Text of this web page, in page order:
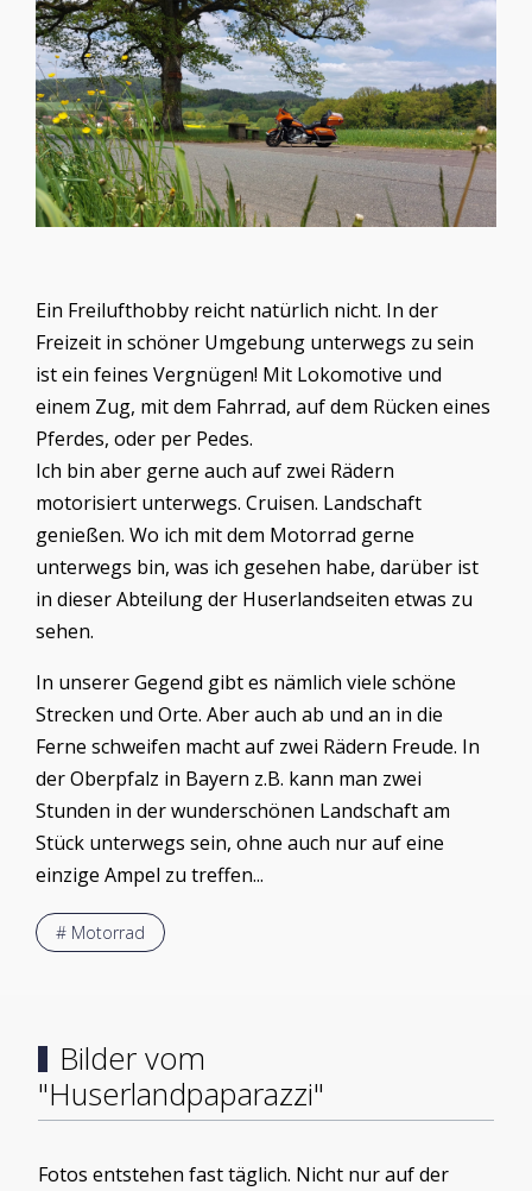
Ein Freilufthobby reicht natürlich nicht. In der
Freizeit in schöner Umgebung unterwegs zu sein
ist ein feines Vergnügen! Mit Lokomotive und
einem Zug, mit dem Fahrrad, auf dem Rücken eines
Pferdes, oder per Pedes.
Ich bin aber gerne auch auf zwei Rädern
motorisiert unterwegs. Cruisen. Landschaft
genießen. Wo ich mit dem Motorrad gerne
unterwegs bin, was ich gesehen habe, darüber ist
in dieser Abteilung der Huserlandseiten etwas zu
sehen.
In unserer Gegend gibt es nämlich viele schöne
Strecken und Orte. Aber auch ab und an in die
Ferne schweifen macht auf zwei Rädern Freude. In
der Oberpfalz in Bayern z.B. kann man zwei
Stunden in der wunderschönen Landschaft am
Stück unterwegs sein, ohne auch nur auf eine
einzige Ampel zu treffen...
# Motorrad
Bilder vom
"Huserlandpaparazzi"
Fotos entstehen fast täglich. Nicht nur auf der